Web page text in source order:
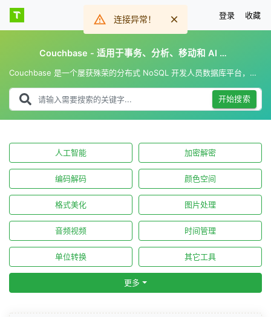
登录 收藏
Couchbase - 适用于事务、分析、移动和 AI 应用程序
Couchbase 是一个屡获殊荣的分布式 NoSQL 开发人员数据库平台，可为您的关键应用程序提供无与伦比的多功能性、性能、可扩展性和财务价值。
开始搜索
人工智能 加密解密
编码解码 颜色空间
格式美化 图片处理
音频视频 时间管理
单位转换 其它工具
更多
连接异常！